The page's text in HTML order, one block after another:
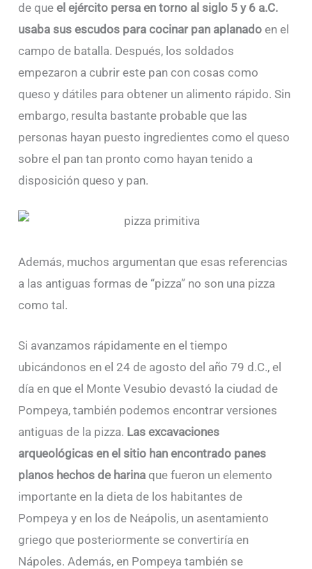
de queel ejército persa en torno al siglo 5 y 6 a.C.
usaba sus escudos para cocinar pan aplanado en el
campo de batalla. Después, los soldados
empezaron a cubrir este pan con cosas como
queso y dátiles para obtener un alimento rápido. Sin
embargo, resulta bastante probable que las
personas hayan puesto ingredientes como el queso
sobre el pan tan pronto como hayan tenido a
disposición queso y pan.
Además, muchos argumentan que esas referencias
a las antiguas formas de “pizza” no son una pizza
como tal.
Si avanzamos rápidamente en el tiempo
ubicándonos en el 24 de agosto del año 79 d.C., el
día en que el Monte Vesubio devastó la ciudad de
Pompeya, también podemos encontrar versiones
antiguas de la pizza. Las excavaciones
arqueológicas en el sitio han encontrado panes
planos hechos de harinaque fueron un elemento
importante en la dieta de los habitantes de
Pompeya y en los de Neápolis, un asentamiento
griego que posteriormente se convertiría en
Nápoles. Además, en Pompeya también se